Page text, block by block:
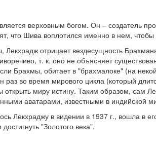
верховным богом. Он – создатель
что Шива воплотился именно в нем, чтобы
Лекхрадж отрицает вездесущность
т. к. оно не объясняет
Брахмы, обитает в "брахмалоке" (на некой
раз во время мирового цикла (который
миру истину. Таким образом, сам
аватарами, известными в индийской
Лекхраджу в видении в 1937 г., вошла в
"Золотого века".